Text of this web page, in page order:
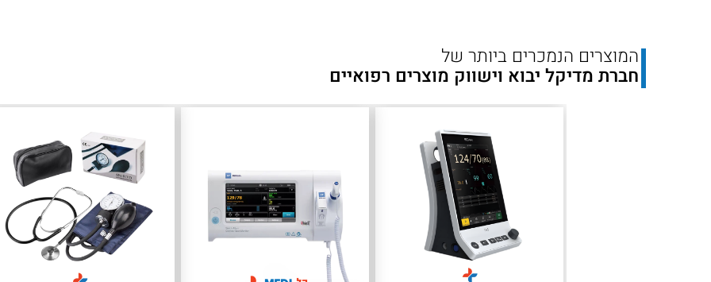
המוצרים הנמכרים ביותר של
חברת מדיקל יבוא וישווק מוצרים רפואיים